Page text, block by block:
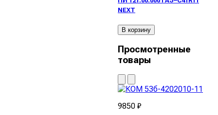
NEXT
В корзину
Просмотренные
товары
9850 ₽